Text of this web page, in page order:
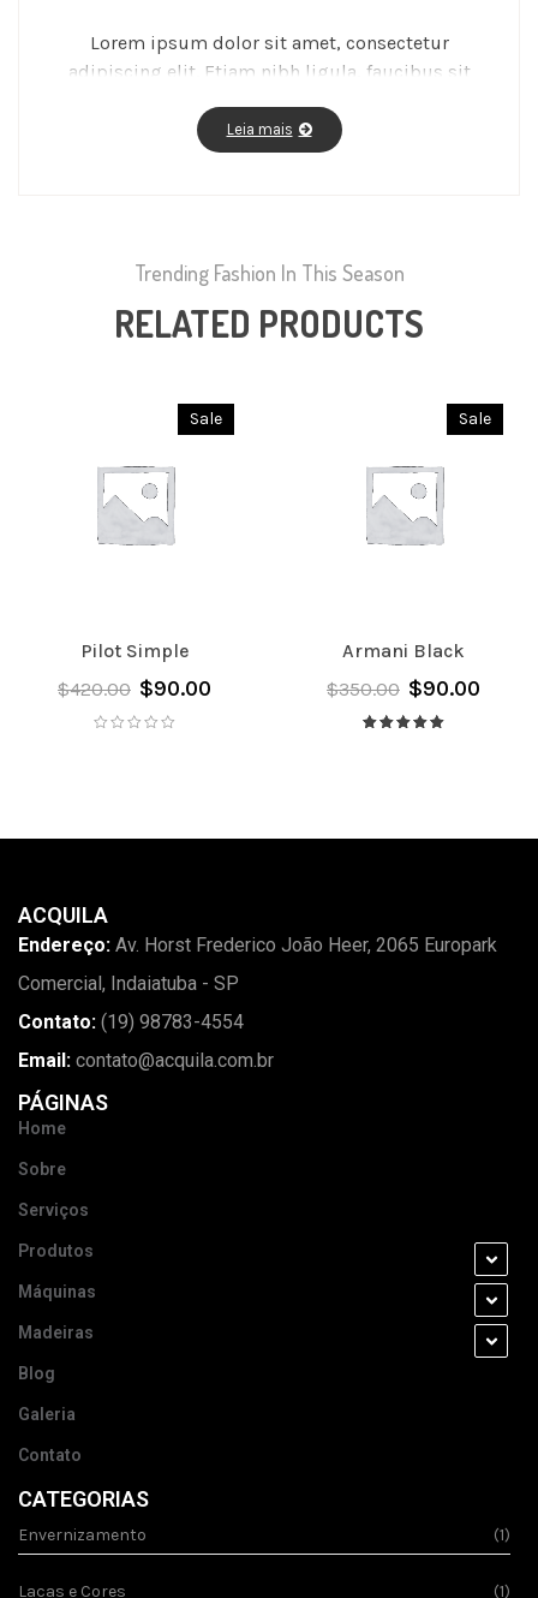
Lorem ipsum dolor sit amet, consectetur
adipiscing elit. Etiam nibh ligula, faucibus sit
feugiat enim, id fermentum magna.
Leia mais
Trending Fashion In This Season
RELATED PRODUCTS
Sale
Pilot Simple
$420.00 $90.00
Sale
Armani Black
$350.00 $90.00
ACQUILA
Endereço: Av. Horst Frederico João Heer, 2065 Europark
Comercial, Indaiatuba - SP
Contato: (19) 98783-4554
Email: contato@acquila.com.br
PÁGINAS
Home
Sobre
Serviços
Produtos
Máquinas
Madeiras
Blog
Galeria
Contato
CATEGORIAS
Envernizamento (1)
Lacas e Cores (1)